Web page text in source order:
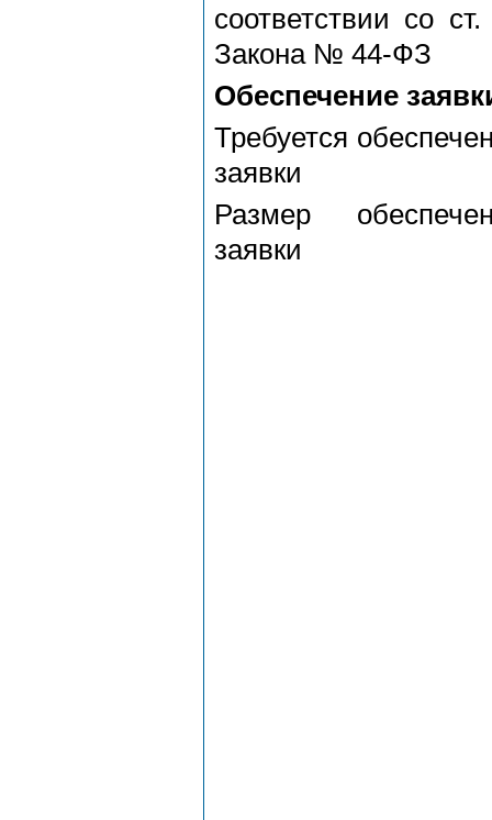
соответствии со
Закона № 44-ФЗ
Обеспечение
Требуется
заявки
Размер
заявки